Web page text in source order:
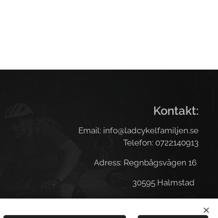
Kontakt:
Email: info@ladcykelfamiljen.se
Telefon: 0722140913
Adress: Regnbågsvägen 16
30595 Halmstad